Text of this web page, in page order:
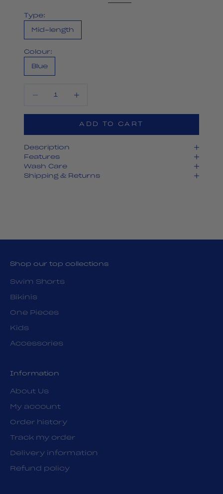
Type:
Mid-length
Colour:
Blue
ADD TO CART
Description
Features
Wash Care
Shipping & Returns
Shop our top collections
Swim Shorts
Bikinis
One Pieces
Kids
Accessories
Information
About Us
My account
Order history
Track my order
Delivery information
Refund policy